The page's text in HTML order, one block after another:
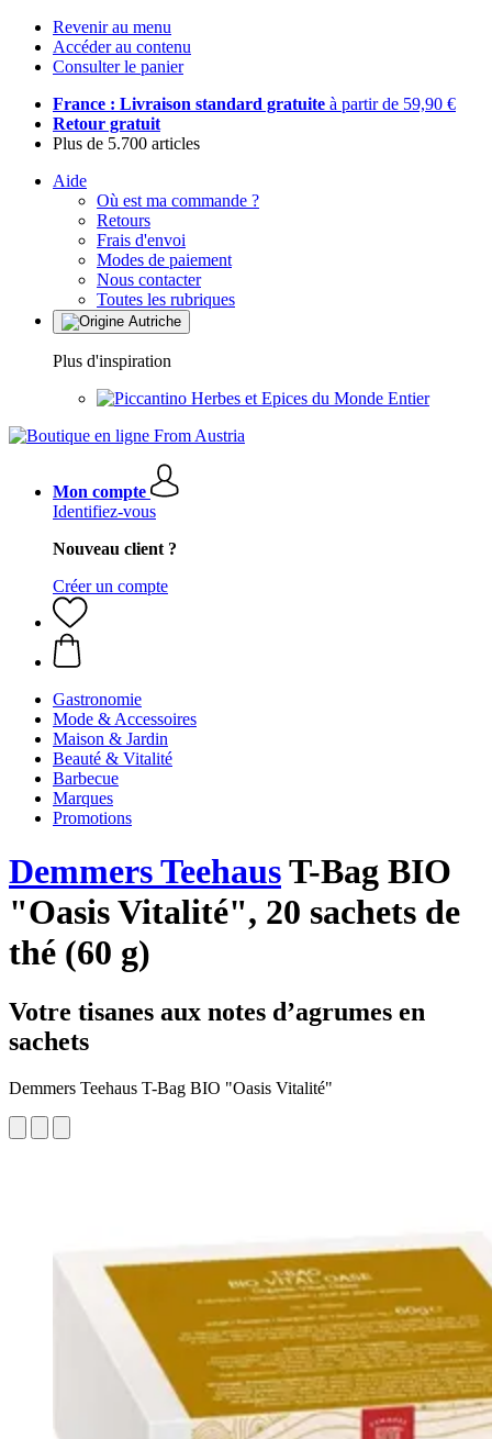
Revenir au menu
Accéder au contenu
Consulter le panier
France : Livraison standard gratuite à partir de 59,90 €
Retour gratuit
Plus de 5.700 articles
Aide
Où est ma commande ?
Retours
Frais d'envoi
Modes de paiement
Nous contacter
Toutes les rubriques
Plus d'inspiration
Herbes et Epices du Monde Entier
Mon compte
Identifiez-vous
Nouveau client ?
Créer un compte
Gastronomie
Mode & Accessoires
Maison & Jardin
Beauté & Vitalité
Barbecue
Marques
Promotions
Demmers TeehausT-Bag BIO
"Oasis Vitalité", 20 sachets de
thé (60 g)
Votre tisanes aux notes d’agrumes en
sachets
Demmers Teehaus T-Bag BIO "Oasis Vitalité"